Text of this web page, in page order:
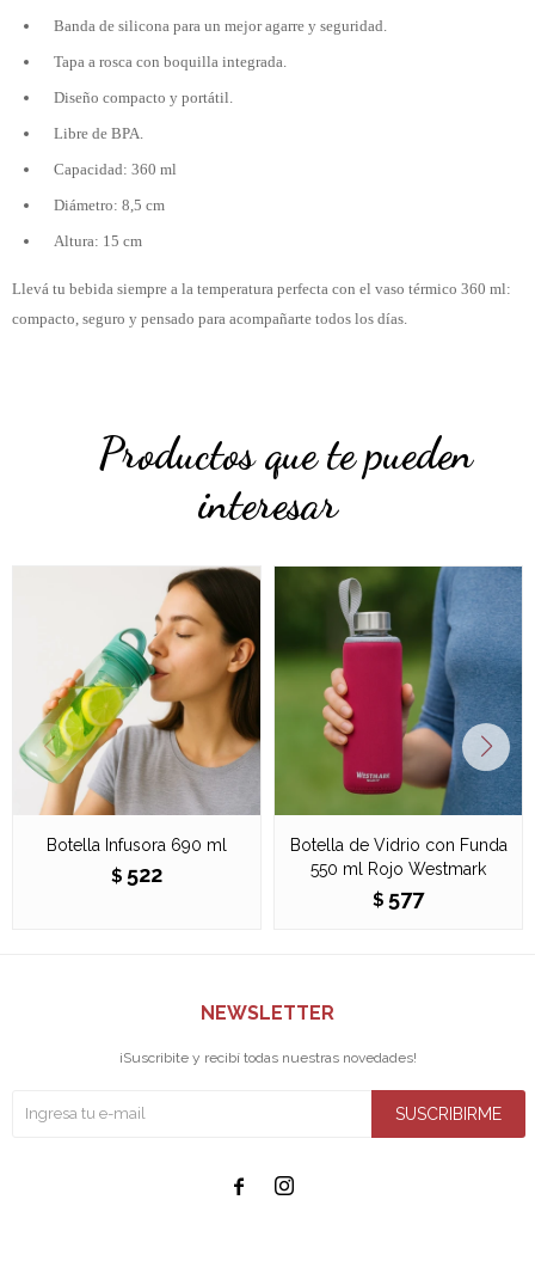
Banda de silicona para un mejor agarre y seguridad.
Tapa a rosca con boquilla integrada.
Diseño compacto y portátil.
Libre de BPA.
Capacidad: 360 ml
Diámetro: 8,5 cm
Altura: 15 cm
Llevá tu bebida siempre a la temperatura perfecta con el vaso térmico 360 ml:
compacto, seguro y pensado para acompañarte todos los días.
Productos que te pueden
interesar
Botella Infusora 690 ml
$ 522
Botella de Vidrio con Funda
550 ml Rojo Westmark
$ 577
NEWSLETTER
¡Suscribite y recibí todas nuestras novedades!
SUSCRIBIRME
 